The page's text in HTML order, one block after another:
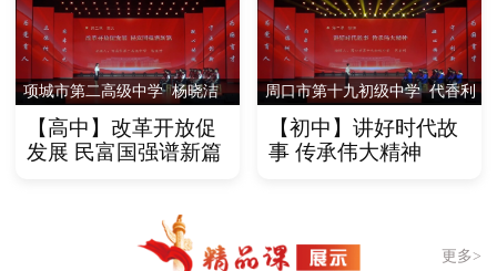
项城市第二高级中学 杨晓洁
【高中】改革开放促
发展 民富国强谱新篇
周口市第十九初级中学 代香利
【初中】讲好时代故
事 传承伟大精神
更多>